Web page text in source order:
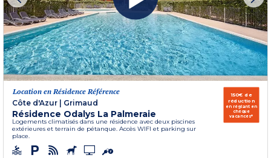
Location en Résidence Référence
Côte d'Azur
Grimaud
Résidence Odalys La Palmeraie
Logements climatisés dans une résidence avec deux piscines
extérieures et terrain de pétanque. Accès WIFI et parking sur
place.
150€ de
réduction
en réglant en
chèque
vacances*